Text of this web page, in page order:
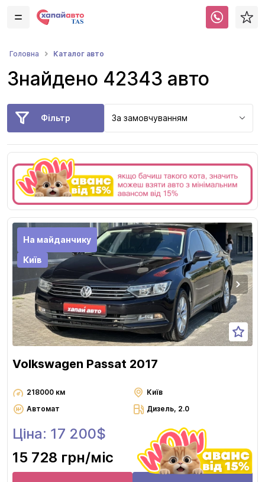
Головна Каталог авто
Знайдено 42343 авто
Фільтр За замовчуванням
На майданчику
Київ
Volkswagen Passat 2017
218000 км
Київ
Автомат
Дизель, 2.0
Ціна: 17 200$
15 728 грн/міс